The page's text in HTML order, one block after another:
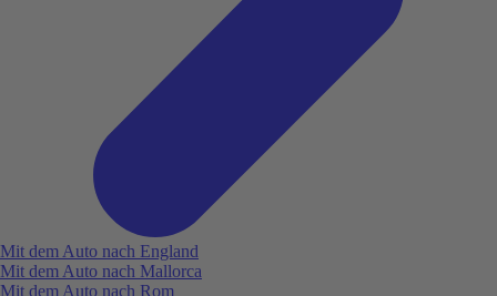
Mit dem Auto nach England
Mit dem Auto nach Mallorca
Mit dem Auto nach Rom